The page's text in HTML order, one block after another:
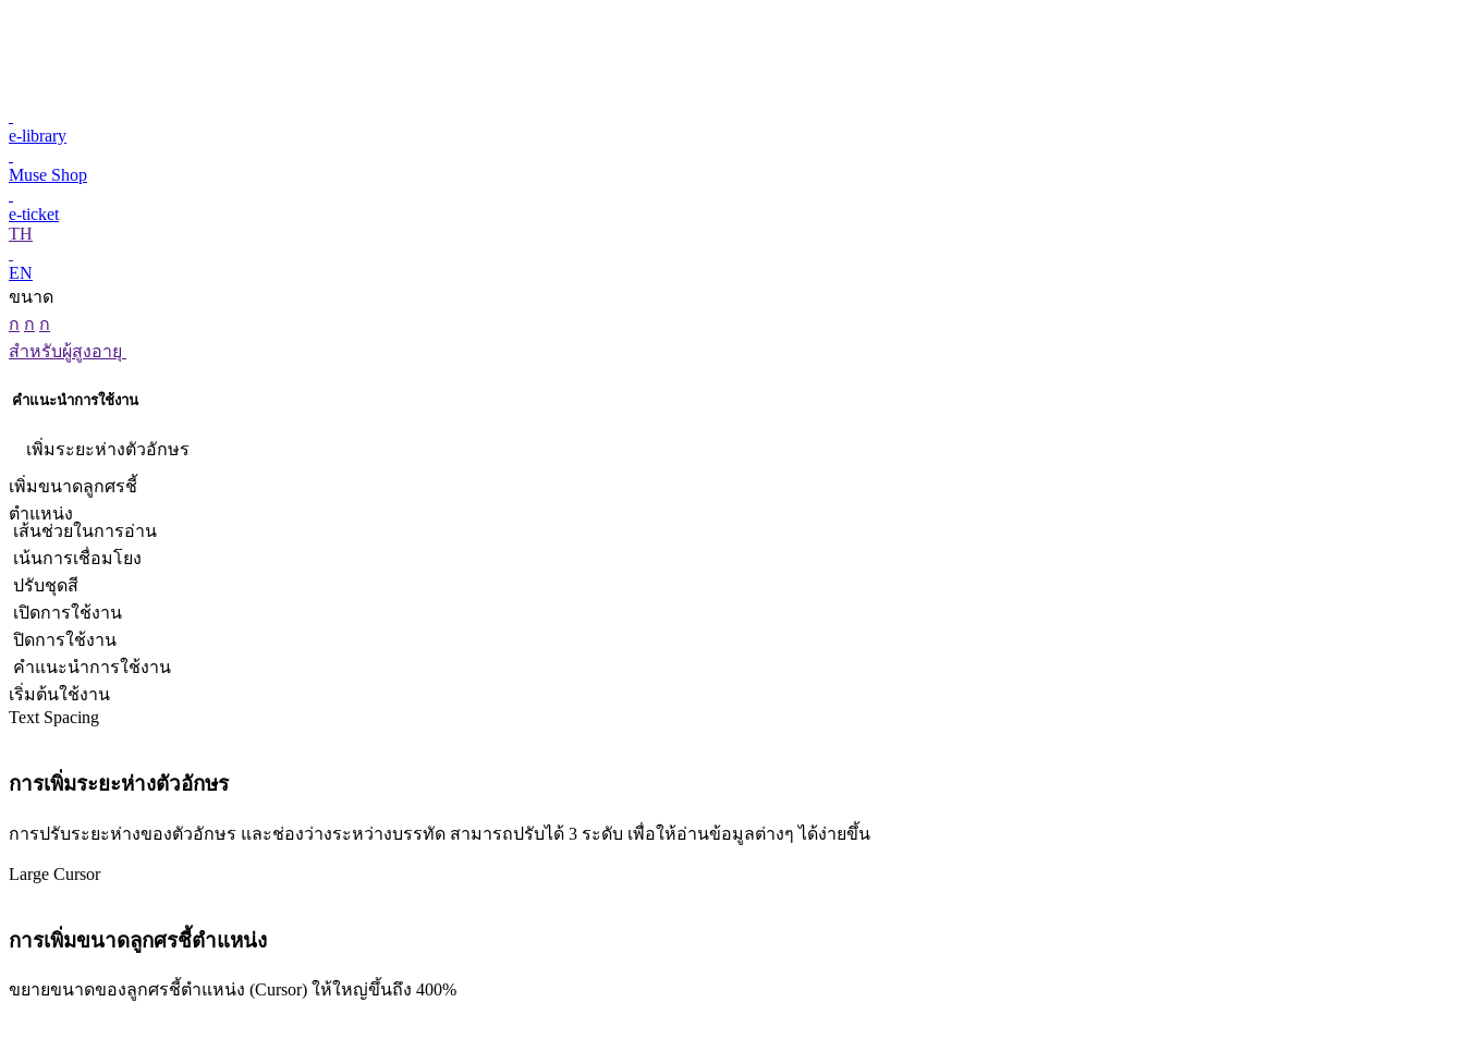
e-library
Muse Shop
e-ticket
TH
EN
ขนาด
ก ก ก
สำหรับผู้สูงอายุ
คำแนะนำการใช้งาน
เพิ่มระยะห่างตัวอักษร
เพิ่มขนาดลูกศรชี้
ตำแหน่ง
เส้นช่วยในการอ่าน
เน้นการเชื่อมโยง
ปรับชุดสี
เปิดการใช้งาน
ปิดการใช้งาน
คำแนะนำการใช้งาน
เริ่มต้นใช้งาน
Text Spacing
การเพิ่มระยะห่างตัวอักษร
การปรับระยะห่างของตัวอักษร และช่องว่างระหว่างบรรทัด สามารถปรับได้ 3 ระดับ เพื่อให้อ่านข้อมูลต่างๆ ได้ง่ายขึ้น
Large Cursor
การเพิ่มขนาดลูกศรชี้ตำแหน่ง
ขยายขนาดของลูกศรชี้ตำแหน่ง (Cursor) ให้ใหญ่ขึ้นถึง 400%